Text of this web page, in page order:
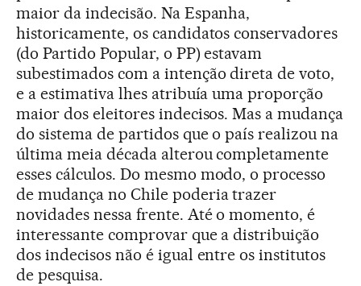
maior da indecisão. Na Espanha,
historicamente, os candidatos conservadores
(do Partido Popular, o PP) estavam
subestimados com a intenção direta de voto,
e a estimativa lhes atribuía uma proporção
maior dos eleitores indecisos. Mas a mudança
do sistema de partidos que o país realizou na
última meia década alterou completamente
esses cálculos. Do mesmo modo, o processo
de mudança no Chile poderia trazer
novidades nessa frente. Até o momento, é
interessante comprovar que a distribuição
dos indecisos não é igual entre os institutos
de pesquisa.